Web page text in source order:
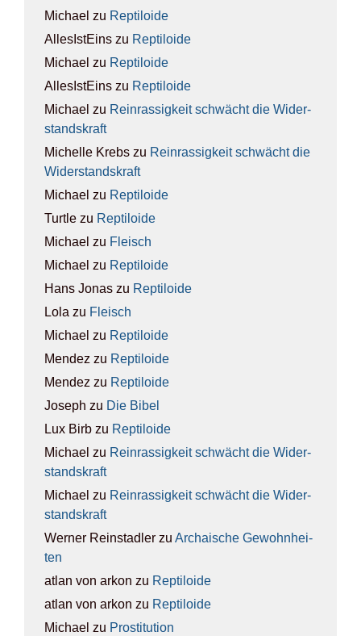
Michael zu Rep­ti­lo­ide
AllesIstEins zu Rep­ti­lo­ide
Michael zu Rep­ti­lo­ide
AllesIstEins zu Rep­ti­lo­ide
Michael zu Rein­ras­sig­keit schwächt die Wider­
stands­kraft
Michelle Krebs zu Rein­ras­sig­keit schwächt die
Wider­stands­kraft
Michael zu Rep­ti­lo­ide
Turtle zu Rep­ti­lo­ide
Michael zu Fleisch
Michael zu Rep­ti­lo­ide
Hans Jonas zu Rep­ti­lo­ide
Lola zu Fleisch
Michael zu Rep­ti­lo­ide
Mendez zu Rep­ti­lo­ide
Mendez zu Rep­ti­lo­ide
Joseph zu Die Bibel
Lux Birb zu Rep­ti­lo­ide
Michael zu Rein­ras­sig­keit schwächt die Wider­
stands­kraft
Michael zu Rein­ras­sig­keit schwächt die Wider­
stands­kraft
Werner Reinstadler zu Archai­sche Gewohn­hei­
ten
atlan von arkon zu Rep­ti­lo­ide
atlan von arkon zu Rep­ti­lo­ide
Michael zu Pro­sti­tu­ti­on